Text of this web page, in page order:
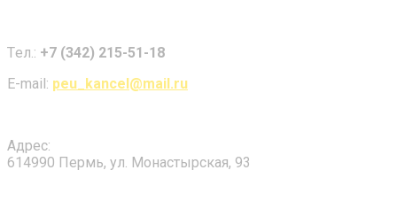
Tел.: +7 (342) 215-51-18
E-mail: peu_kancel@mail.ru
Адрес:
614990 Пермь, ул. Монастырская, 93